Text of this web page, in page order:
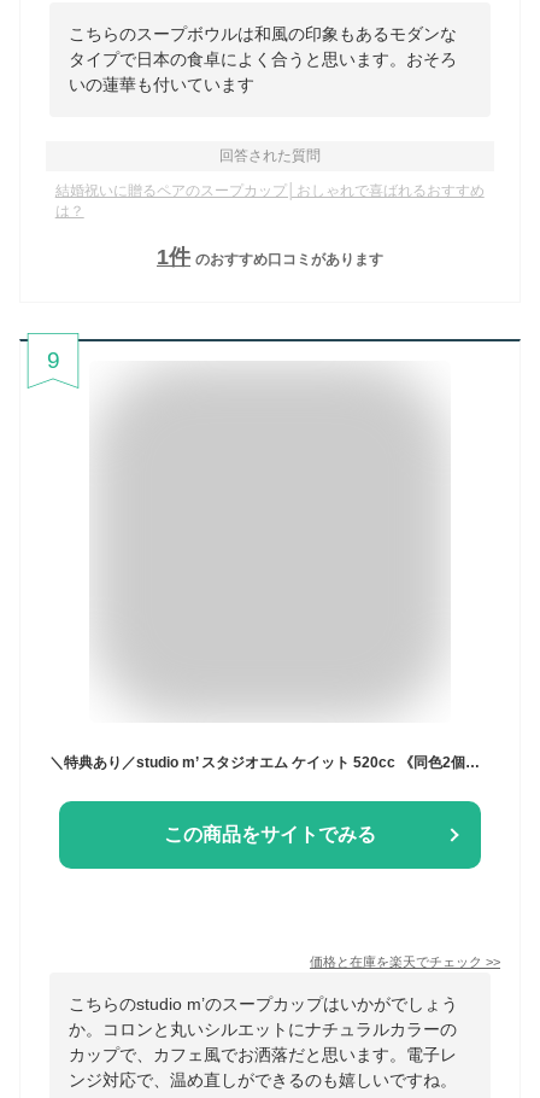
こちらのスープボウルは和風の印象もあるモダンな
タイプで日本の食卓によく合うと思います。おそろ
いの蓮華も付いています
回答された質問
結婚祝いに贈るペアのスープカップ│おしゃれで喜ばれるおすすめ
は？
1件 のおすすめ口コミがあります
9
この商品をサイトでみる
価格と在庫を楽天でチェック >>
こちらのstudio m’のスープカップはいかがでしょう
か。コロンと丸いシルエットにナチュラルカラーの
カップで、カフェ風でお洒落だと思います。電子レ
ンジ対応で、温め直しができるのも嬉しいですね。